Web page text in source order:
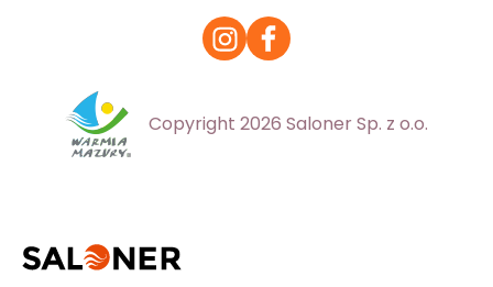
Copyright 2026 Saloner Sp. z o.o.